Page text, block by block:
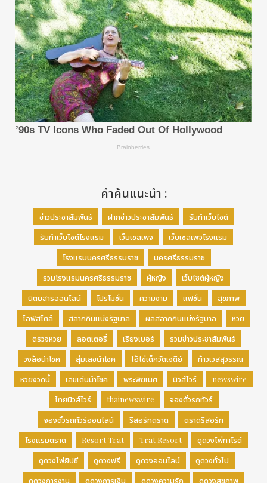
คำค้นแนะนำ :
ข่าวประชาสัมพันธ์ ฝากข่าวประชาสัมพันธ์
รับทำเว็บไซต์
รับทำเว็บไซต์โรงแรม
เว็บเซลเพจ
เว็บเซลเพจโรงแรม
โรงแรมนครศรีธรรมราช
นครศรีธรรมราช
รวมโรงแรมนครศรีธรรมราช
ผู้หญิง
เว็บไซต์ผู้หญิง
นิตยสารออนไลน์
โปรโมชั่น ความงาม แฟชั่น
สุขภาพ
ไลฟ์สไตล์
สลากกินแบ่งรัฐบาล ผลสลากกินแบ่งรัฐบาล
หวย
ตรวจหวย
ลอตเตอรี่ เรียงเบอร์
รวมข่าวประชาสัมพันธ์
วงล้อนำโชค
สุ่มเลขนำโชค ไอ้ไข่เด็กวัดเจดีย์
ท้าวเวสสุวรรณ
หวยงวดนี้
เลขเด่นนำโชค พระพิฆเนศ นิวส์ไวร์
newswire
ไทยนิวส์ไวร์
thainewswire
จองตั๋วรถทัวร์
จองตั๋วรถทัวร์ออนไลน์
รีสอร์ทตราด
ตราดรีสอร์ท
โรงแรมตราด
Resort Trat Trat Resort
ดูดวงไพ่ทาโรต์
ดูดวงไพ่ยิปซี
ดูดวงฟรี ดูดวงออนไลน์
ดูดวงทั่วไป
ดูดวงการงาน
ดูดวงการเงิน ดูดวงความรัก
ดูดวงสุขภาพ